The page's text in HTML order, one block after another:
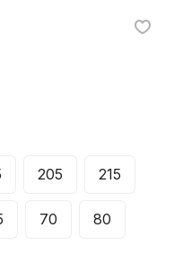
205 215
70 80